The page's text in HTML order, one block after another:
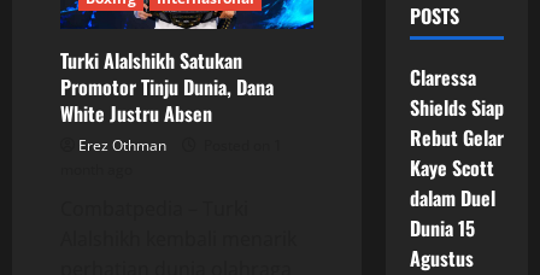
Turki Alalshikh Satukan
Promotor Tinju Dunia, Dana
White Justru Absen
Erez Othman
POSTS
Claressa
Shields Siap
Rebut Gelar
Kaye Scott
dalam Duel
Dunia 15
Agustus